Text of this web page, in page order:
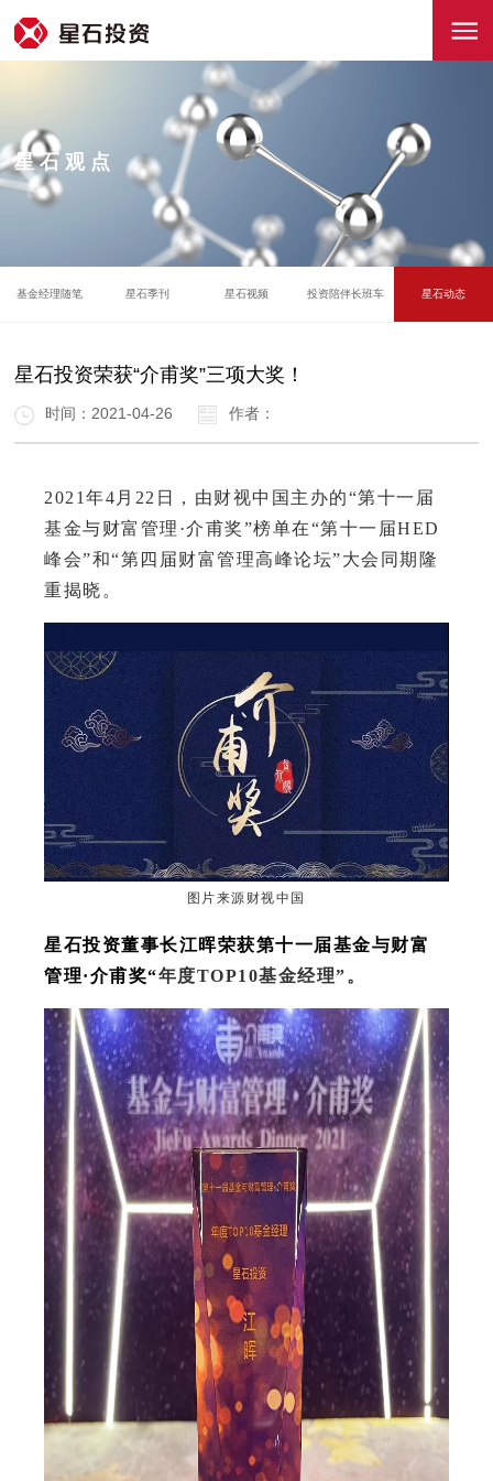
星石观点
基金经理随笔 星石季刊 星石视频 投资陪伴长班车 星石动态
星石投资荣获“介甫奖”三项大奖！
时间：2021-04-26 作者：
2021年4月22日，由财视中国主办的“第十一届
基金与财富管理·介甫奖”榜单在“第十一届HED
峰会”和“第四届财富管理高峰论坛”大会同期隆
重揭晓。
图片来源财视中国
星石投资董事长江晖荣获第十一届基金与财富
管理·介甫奖“年度TOP10基金经理”。